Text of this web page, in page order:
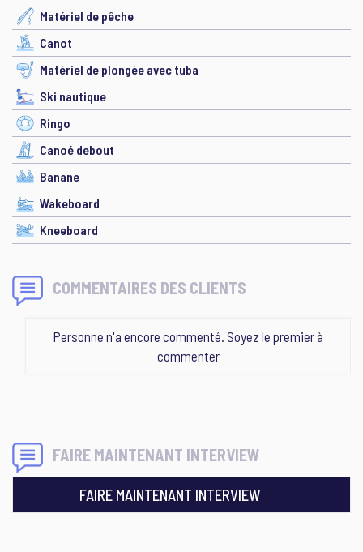
Matériel de pêche
Canot
Matériel de plongée avec tuba
Ski nautique
Ringo
Canoé debout
Banane
Wakeboard
Kneeboard
COMMENTAIRES DES CLIENTS
Personne n'a encore commenté. Soyez le premier à
commenter
FAIRE MAINTENANT INTERVIEW
FAIRE MAINTENANT INTERVIEW